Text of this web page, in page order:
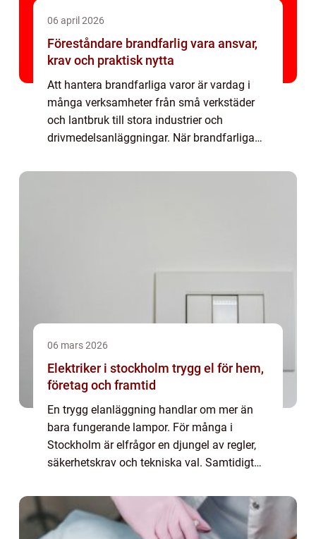
06 april 2026
Föreståndare brandfarlig vara ansvar,
krav och praktisk nytta
Att hantera brandfarliga varor är vardag i
många verksamheter från små verkstäder
och lantbruk till stora industrier och
drivmedelsanläggningar. När brandfarliga
tydliga rutiner, kunskap och en utsedd
06 mars 2026
Elektriker i stockholm trygg el för hem,
företag och framtid
En trygg elanläggning handlar om mer än
bara fungerande lampor. För många i
Stockholm är elfrågor en djungel av regler,
säkerhetskrav och tekniska val. Samtidigt
solceller, laddboxar och
energieffektivisering. I ...